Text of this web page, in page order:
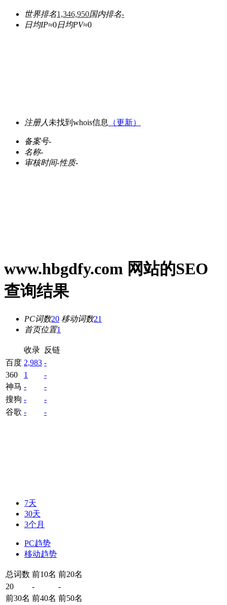
世界排名1,346,950国内排名-
日均IP≈0日均PV≈0
注册人 未找到whois信息 （更新）
备案号-
名称-
审核时间-性质-
www.hbgdfy.com 网站的SEO
查询结果
PC词数20 移动词数21
首页位置1
收录 反链
百度 2,983 -
360
1
-
神马 -
-
搜狗 -
-
谷歌 - -
7天
30天
3个月
PC趋势
移动趋势
总词数 前10名 前20名
20
-
-
前30名 前40名 前50名